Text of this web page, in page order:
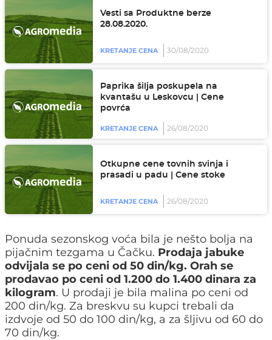
Vesti sa Produktne berze
28.08.2020.
KRETANJE CENA 30/08/2020
Paprika šilja poskupela na
kvantašu u Leskovcu | Cene
povrća
KRETANJE CENA 26/08/2020
Otkupne cene tovnih svinja i
prasadi u padu | Cene stoke
KRETANJE CENA 26/08/2020
Ponuda sezonskog voća bila je nešto bolja na
pijačnim tezgama u Čačku. Prodaja jabuke
odvijala se po ceni od 50 din/kg. Orah se
prodavao po ceni od 1.200 do 1.400 dinara za
kilogram. U prodaji je bila malina po ceni od
200 din/kg. Za breskvu su kupci trebali da
izdvoje od 50 do 100 din/kg, a za šljivu od 60 do
70 din/kg.